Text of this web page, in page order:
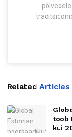
Related Articles
toob
kui